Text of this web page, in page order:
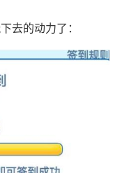
去的动力了：